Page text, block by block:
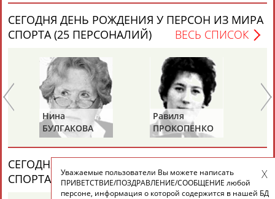
Камалудин
Абдула
Магомед
Назир
24 персон из 13181
ЕЩЁ ПЕРСОНЫ
ТАБЛО АКТИВНОСТИ
СЕГОДНЯ ДЕНЬ РОЖДЕНИЯ У ПЕРСОН ИЗ МИРА
СПОРТА (25 ПЕРСОНАЛИЙ)
ВЕСЬ СПИСОК
Нина
БУЛГАКОВА
Равиля
ПРОКОПЕНКО
(САЛИМОВА)
СЕГОДНЯ ДЕНЬ ПАМЯТИ У ПЕРСОН ИЗ МИРА
СПОРТА (4 ПЕРСОНАЛИЙ)
ВЕСЬ СПИСОК
Уважаемые пользователи Вы можете написать
ПРИВЕТСТВИЕ/ПОЗДРАВЛЕНИЕ/СООБЩЕНИЕ любой
персоне, информация о которой содержится в нашей БД